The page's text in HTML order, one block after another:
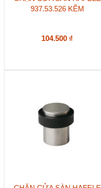
937.53.526 KẼM
104.500 ₫